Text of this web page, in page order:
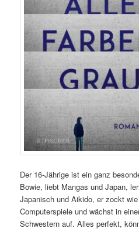
Der 16-Jährige ist ein ganz
Bowie, liebt Mangas und Japan,
Japanisch und Aikido, er zockt
Computerspiele und wächst in
Schwestern auf. Alles perfekt,